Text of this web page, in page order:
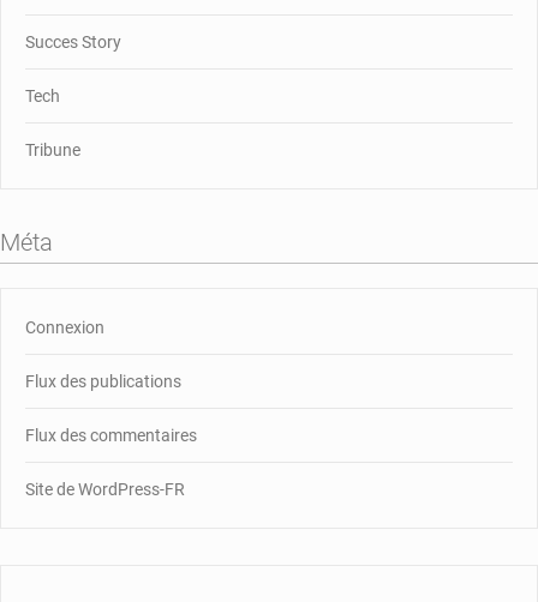
Succes Story
Tech
Tribune
Méta
Connexion
Flux des publications
Flux des commentaires
Site de WordPress-FR